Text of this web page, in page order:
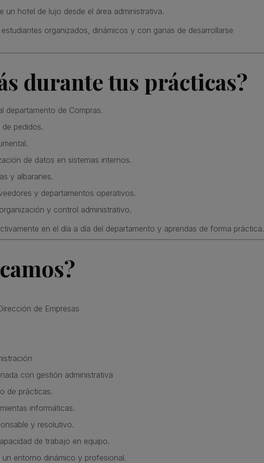
un hotel de lujo desde el área administrativa.
organizados, dinámicos y con ganas de desarrollarse
durante tus prácticas?
departamento de Compras.
pedidos.
de datos en sistemas internos.
y albaranes.
y departamentos operativos.
y control administrativo.
en el día a día del departamento y aprendas de forma práctica.
de Empresas
con gestión administrativa
de prácticas.
informáticas.
y resolutivo.
de trabajo en equipo.
un entorno dinámico y profesional.